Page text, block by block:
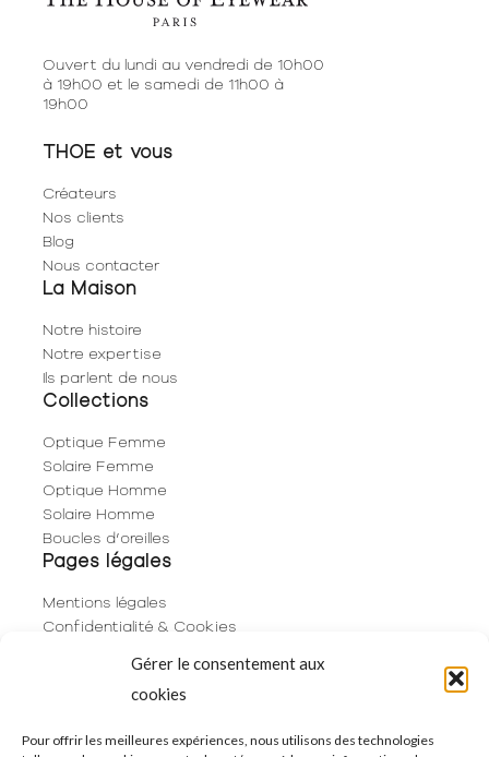
Gérer le consentement aux
cookies
Pour offrir les meilleures expériences, nous utilisons des technologies
Ouvert du lundi au vendredi de 10h00
à 19h00 et le samedi de 11h00 à
19h00
THOE et vous
Créateurs
Nos clients
Blog
Nous contacter
La Maison
Notre histoire
Notre expertise
Ils parlent de nous
Collections
Optique Femme
Solaire Femme
Optique Homme
Solaire Homme
Boucles d’oreilles
Pages légales
Mentions légales
Confidentialité & Cookies
Politique de cookies (UE)
06 29 53 66 63